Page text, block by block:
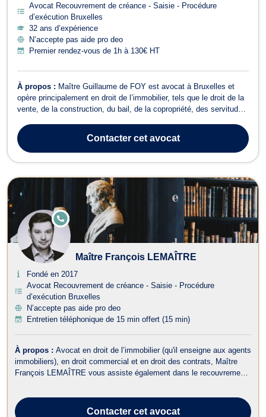
Avocat Recouvrement de créance - Saisie - Procédure
d’exécution Bruxelles
32 ans d’expérience
N’accepte pas aide pro deo
Premier rendez-vous de 1h à 130€ HT
À propos : Maître Guillaume de FOY est avocat à Bruxelles et
opère principalement en droit de l’immobilier, tels que le droit de la
vente, de la construction, du bail, de la copropriété, des servitudes
droit de la construction, cet avocat accessible vous propose
assista...
Contactercet avocat
E
N
E
Maître François LEMAÎTRE
Fondé en 2017
Avocat Recouvrement de créance - Saisie - Procédure
d’exécution Bruxelles
N’accepte pas aide pro deo
Entretien téléphonique de 15 min offert (15 min)
À propos : Avocat en droit de l’immobilier (qu'il enseigne aux agents
immobiliers), en droit commercial et en droit des contrats, Maître
François LEMAÎTRE vous assiste également dans le recouvrement
Contactercet avocat